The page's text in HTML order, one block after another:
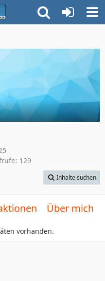
129
Inhalte suchen
Über mich
vorhanden.